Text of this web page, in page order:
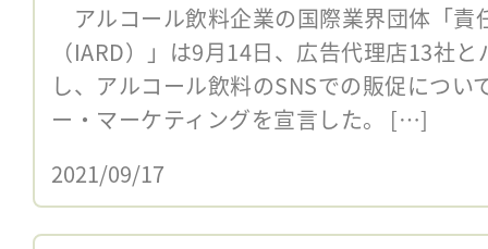
アルコール飲料企業の国際業界団体「責
（IARD）」は9月14日、広告代理店13社
し、アルコール飲料のSNSでの販促につい
ー・マーケティングを宣言した。 […]
2021/09/17